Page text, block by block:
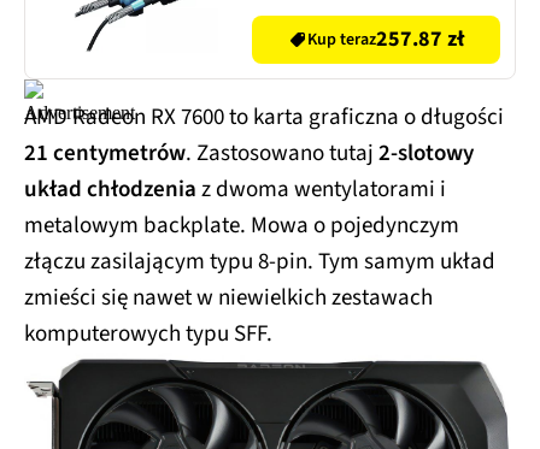
Kup teraz257.87 zł
AMD Radeon RX 7600 to karta graficzna o długości
21 centymetrów. Zastosowano tutaj2-slotowy
układ chłodzeniaz dwoma wentylatorami i
metalowym backplate. Mowa o pojedynczym
złączu zasilającym typu 8-pin. Tym samym układ
zmieści się nawet w niewielkich zestawach
komputerowych typu SFF.